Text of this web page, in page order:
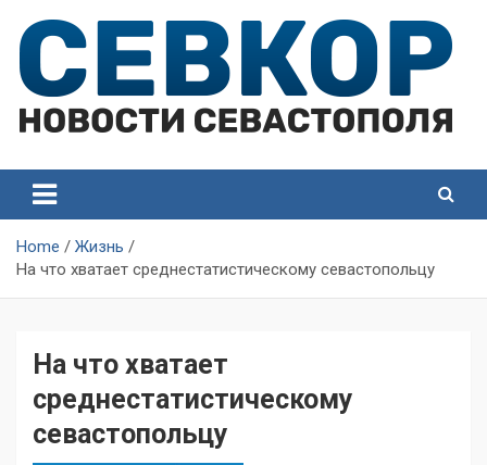
content
Севастополя
Севастополя
Home
Жизнь
На что хватает среднестатистическому севастопольцу
На что хватает
среднестатистическому
севастопольцу